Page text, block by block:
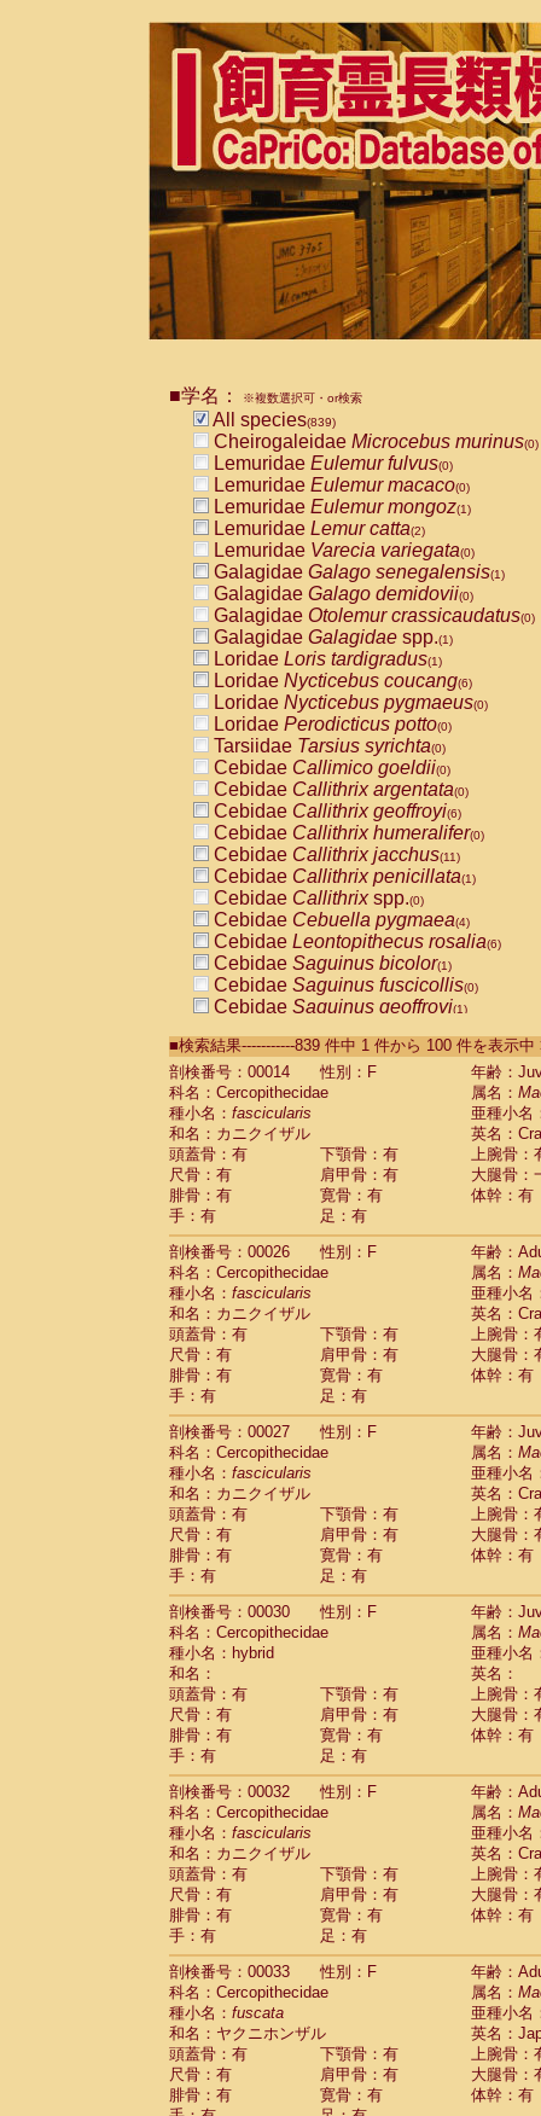
■学名： ※複数選択可・or検索
All species(839)
Cheirogaleidae Microcebus murinus(0)
Lemuridae Eulemur fulvus(0)
Lemuridae Eulemur macaco(0)
Lemuridae Eulemur mongoz(1)
Lemuridae Lemur catta(2)
Lemuridae Varecia variegata(0)
Galagidae Galago senegalensis(1)
Galagidae Galago demidovii(0)
Galagidae Otolemur crassicaudatus(0)
Galagidae Galagidae spp.(1)
Loridae Loris tardigradus(1)
Loridae Nycticebus coucang(6)
Loridae Nycticebus pygmaeus(0)
Loridae Perodicticus potto(0)
Tarsiidae Tarsius syrichta(0)
Cebidae Callimico goeldii(0)
Cebidae Callithrix argentata(0)
Cebidae Callithrix geoffroyi(6)
Cebidae Callithrix humeralifer(0)
Cebidae Callithrix jacchus(11)
Cebidae Callithrix penicillata(1)
Cebidae Callithrixspp.(0)
Cebidae Cebuella pygmaea(4)
Cebidae Leontopithecus rosalia(6)
Cebidae Saguinus bicolor(1)
Cebidae Saguinus fuscicollis(0)
Cebidae Saguinus geoffroyi(1)
CebidaeSaguinus labiatus(0)
Cebidae Saguinus leucopus (2)
CebidaeSaguinus midas
CebidaeSaguinus mystax
CebidaeSaguinus nigricollis (22)
Cebidae Saguinus oedipus
Cebidae Saguinus weddelli
Cebidae Saguinusspp.
Cebidae Aotus trivirgatus
Cebidae Cebus albifrons
CebidaeCebus apella
CebidaeCebus capucinus
CebidaeCebus nigrivittatus
Cebidae Cebusspp.(0)
Cebidae Saimiri boliviensis
Cebidae Saimiri sciureus
Atelidae Alouatta caraya
AtelidaeAlouatta fusca
Atelidae Alouatta seniculus
AtelidaeAlouatta
AtelidaeAteles belzebuth
Atelidae Ateles geoffroyi
Atelidae Ateles paniscus
Atelidae Atelesspp.
Atelidae Lagothrix lagothricha
AtelidaeLagothrix lagothricha cana(0)
Pitheciidae
Cacajao calvus
PitheciidaeCallicebus cupreus(2)
Pitheciidae Callicebus donacophilus(0)
Pitheciidae Callicebus moloch(0)
Pitheciidae Callicebus torquatus(0)
Pitheciidae Callicebus
Pitheciidae Chiropotes satanas
Pitheciidae Pithecia monachus
Pitheciidae Pithecia pithecia (0)
Cercopithecidae Cercocebus agilis (0)
Cercopithecidae
Cercocebus
Cercopithecidae
Cercocebus
CercopithecidaeCercocebus
CercopithecidaeCercocebus
CercopithecidaeCercocebus hybrid(2)
CercopithecidaeCercocebus
CercopithecidaeLophocebus
Cercopithecidae
(0)
Cercopithecidae Papio cynocephalus
Cercopithecidae Papio hamadryas(1)
CercopithecidaePapio papio
CercopithecidaePapio
CercopithecidaeMandrillus
■検索結果-----------839 件中 1 件から 100 件を表示
剖検番号：00014
性別：F
年齢：
科名：Cercopithecidae
属名：
種小名： fascicularis
亜種小名
和名：カニクイザル
英名：
頭蓋骨：有
下顎骨：有
上腕骨：
尺骨：有
肩甲骨：有
大腿骨：
腓骨：有
寛骨：有
体幹：有
手：有
足：有
剖検番号：00026
性別：F
年齢：
科名：Cercopithecidae
属名：
種小名： fascicularis
亜種小名
和名：カニクイザル
英名：
頭蓋骨：有
下顎骨：有
上腕骨：
尺骨：有
肩甲骨：有
大腿骨：
腓骨：有
寛骨：有
体幹：有
手：有
足：有
剖検番号：00027
性別：F
年齢：
科名：Cercopithecidae
属名：
種小名： fascicularis
亜種小名
和名：カニクイザル
英名：
頭蓋骨：有
下顎骨：有
上腕骨：
尺骨：有
肩甲骨：有
大腿骨：
腓骨：有
寛骨：有
体幹：有
手：有
足：有
剖検番号：00030
性別：F
年齢：
科名：Cercopithecidae
属名：
種小名：hybrid
亜種小名
和名：
英名：
頭蓋骨：有
下顎骨：有
上腕骨：
尺骨：有
肩甲骨：有
大腿骨：
腓骨：有
寛骨：有
体幹：有
手：有
足：有
剖検番号：00032
性別：F
年齢：
科名：Cercopithecidae
属名：
種小名： fascicularis
亜種小名
和名：カニクイザル
英名：
頭蓋骨：有
下顎骨：有
上腕骨：
尺骨：有
肩甲骨：有
大腿骨：
腓骨：有
寛骨：有
体幹：有
手：有
足：有
剖検番号：00033
性別：F
年齢：
科名：Cercopithecidae
属名：
種小名： fuscata
亜種小名
和名：ヤクニホンザル
英名：
頭蓋骨：有
下顎骨：有
上腕骨：
尺骨：有
肩甲骨：有
大腿骨：
腓骨：有
寛骨：有
体幹：有